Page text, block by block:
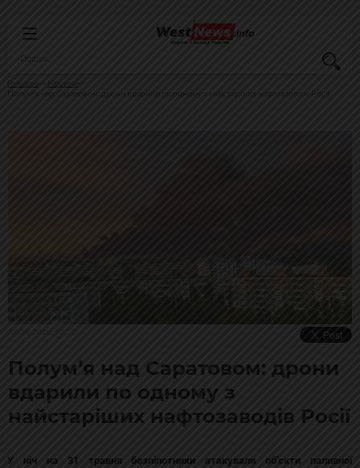
Головна
Новини
Полум’я над Саратовом: дрони вдарили по одному з найстаріших нафтозаводів Росії
Полум’я над Саратовом: дрони
вдарили по одному з
найстаріших нафтозаводів Росії
У ніч на 31 травня безпілотники атакували об’єкти паливної